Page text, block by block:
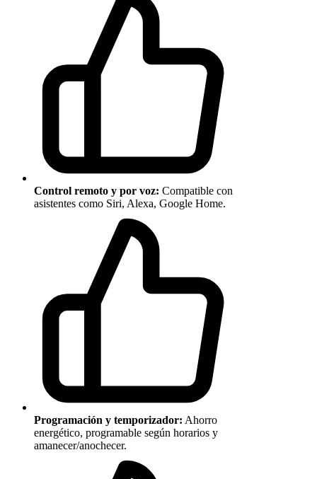
Control remoto y por voz: Compatible con
asistentes como Siri, Alexa, Google Home.
Programación y temporizador: Ahorro
energético, programable según horarios y
amanecer/anochecer.